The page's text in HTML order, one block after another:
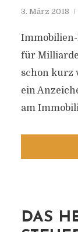
3. März 2018
Immobilien-
für
schon kurz
ein
am
DAS